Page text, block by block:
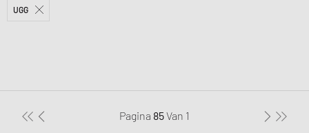
UGG
Pagina 85Van 1